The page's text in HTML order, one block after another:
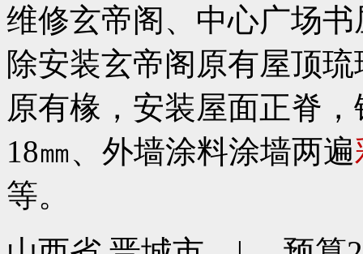
维修玄帝阁、中心广场
除安装玄帝阁原有屋顶
原有椽，安装屋面正脊
18㎜、外墙涂料涂墙两遍
等。